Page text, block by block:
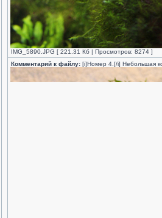
IMG_5890.JPG [ 221.31 Кб | Просмотров: 8274 ]
Комментарий к файлу: [i]Номер 4.[/i] Небольшая